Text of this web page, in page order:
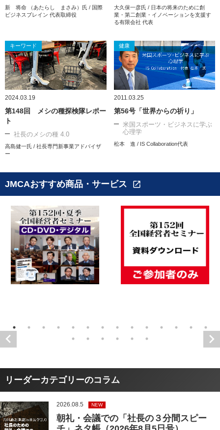
新 将命 （あたらし まさみ）氏 / 国際
ビジネスブレイン 代表取締役
大久保一彦氏 / 日本の将来のために創
業・第二創業・イノベーションを支援す
る有限会社 代表
キーワード
2024.03.19
第148回 メシの種探検隊レポー
ト
社長のメシの種 4.0
高島健一氏 / 社長専門新事業アドバイザ
ー
健康
2011.03.25
第56号「世界からの祈り」
米国スポーツ・ビジネスに学ぶ
心理学
松本 進 / IS Collaboration代表
JMCAおすすめ商品・サービス open_in_new
リーダーカテゴリーのコラム
2026.08.5 NEW
朝礼・会議での「社長の３分間スピー